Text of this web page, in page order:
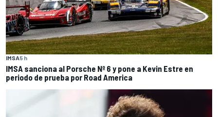
IMSA5 h
IMSA sanciona al Porsche Nº 6 y pone a Kevin Estre en
periodo de prueba por Road America